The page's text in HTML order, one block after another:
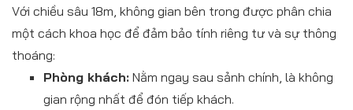
Với chiều sâu 18m, không gian bên trong được phân chia
một cách khoa học để đảm bảo tính riêng tư và sự thông
thoáng:
Phòng khách: Nằm ngay sau sảnh chính, là không
gian rộng nhất để đón tiếp khách.